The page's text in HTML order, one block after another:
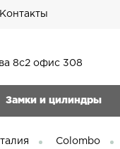
Контакты
8с2 офис 308
Замки и цилиндры
Colombo